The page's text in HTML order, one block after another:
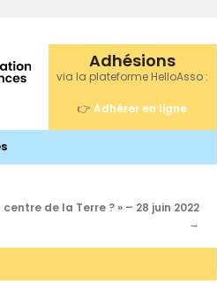
Adhésions
via la plateforme HelloAsso :
👉Adhérer en ligne
de la Terre ? » – 28 juin 2022
→